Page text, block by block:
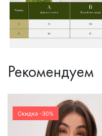
Рекомендуем
Скидка -30%